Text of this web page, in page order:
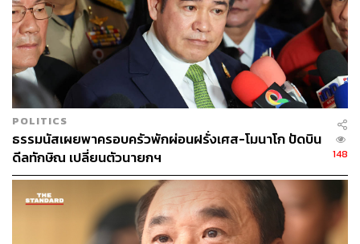
POLITICS
ธรรมนัสเผยพาครอบครัวพักผ่อนฝรั่งเศส-โมนาโก ปัดบิน
ดีลทักษิณ เปลี่ยนตัวนายกฯ
148